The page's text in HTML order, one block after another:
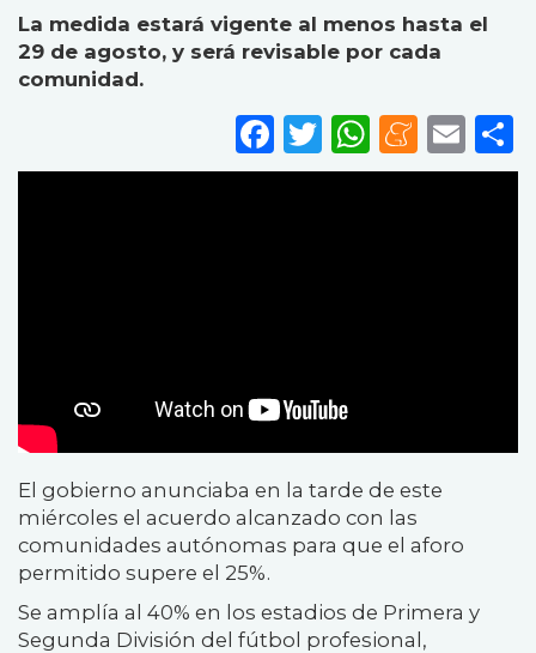
La medida estará vigente al menos hasta el
29 de agosto, y será revisable por cada
comunidad.
Facebook
Twitter
El gobierno anunciaba en la tarde de este
miércoles el acuerdo alcanzado con las
comunidades autónomas para que el aforo
permitido supere el 25%.
Se amplía al 40% en los estadios de Primera y
Segunda División del fútbol profesional,